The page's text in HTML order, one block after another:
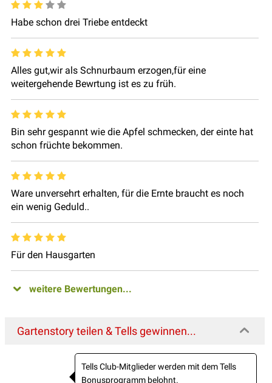
Habe schon drei Triebe entdeckt
Alles gut,wir als Schnurbaum erzogen,für eine
weitergehende Bewrtung ist es zu früh.
Bin sehr gespannt wie die Apfel schmecken, der einte hat
schon früchte bekommen.
Ware unversehrt erhalten, für die Ernte braucht es noch
ein wenig Geduld..
Für den Hausgarten
weitere Bewertungen...
Gartenstory teilen & Tells gewinnen...
Tells Club-Mitglieder werden mit dem Tells
Bonusprogramm belohnt.